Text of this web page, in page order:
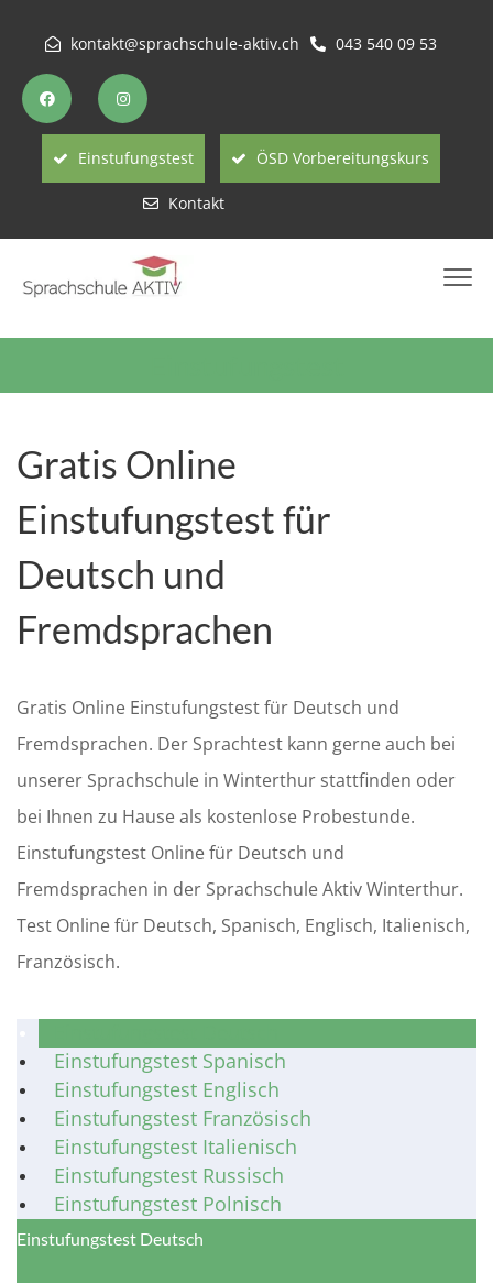
kontakt@sprachschule-aktiv.ch 043 540 09 53
Einstufungstest ÖSD Vorbereitungskurs
Kontakt
Gratis Online
Einstufungstest für
Deutsch und
Fremdsprachen
Gratis Online Einstufungstest für Deutsch und
Fremdsprachen. Der Sprachtest kann gerne auch bei
unserer Sprachschule in Winterthur stattfinden oder
bei Ihnen zu Hause als kostenlose Probestunde.
Einstufungstest Online für Deutsch und
Fremdsprachen in der Sprachschule Aktiv Winterthur.
Test Online für Deutsch, Spanisch, Englisch, Italienisch,
Französisch.
Einstufungstest Spanisch
Einstufungstest Englisch
Einstufungstest Französisch
Einstufungstest Italienisch
Einstufungstest Russisch
Einstufungstest Polnisch
Einstufungstest Deutsch